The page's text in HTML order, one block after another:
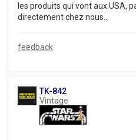
les produits qui vont aux USA,
directement chez nous...
feedback
TK-842
Vintage